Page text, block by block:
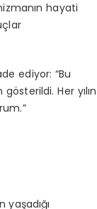
hayati
ediyor: “Bu
Her yılın